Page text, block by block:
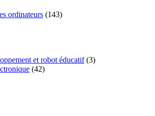
ordinateurs (143)
et robot éducatif(3)
(42)